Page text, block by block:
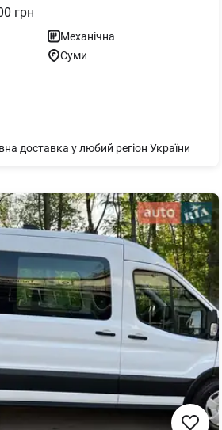
грн
Механічна
Суми
доставка у любий регіон України